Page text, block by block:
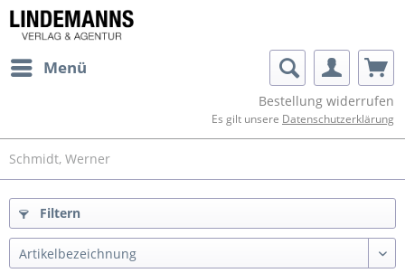
Menü
Bestellung widerrufen
Es gilt unsere Datenschutzerklärung
Schmidt, Werner
Filtern